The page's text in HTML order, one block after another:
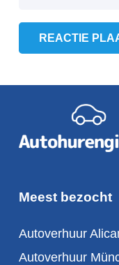
REACTIE
Meest bezocht
Autoverhuur
Autoverhuur